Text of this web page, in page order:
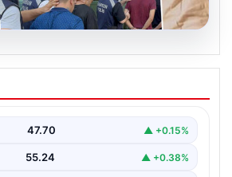
Klipte Silah Kullanımı
Şoku
çekimi sırasında silah kullanımı…
47.70 ▲ +0.15%
55.24 ▲ +0.38%